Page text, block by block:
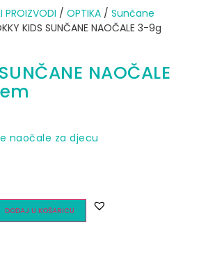
PROIZVODI / OPTIKA/ Sunčane
KIDS SUNČANE NAOČALE 3-9g
NAOČALE
naočale za djecu
DODAJ U KOŠARICU